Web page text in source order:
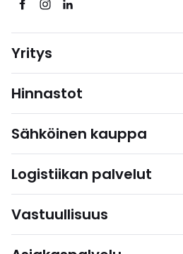
Yritys
Hinnastot
Sähköinen kauppa
Logistiikan palvelut
Vastuullisuus